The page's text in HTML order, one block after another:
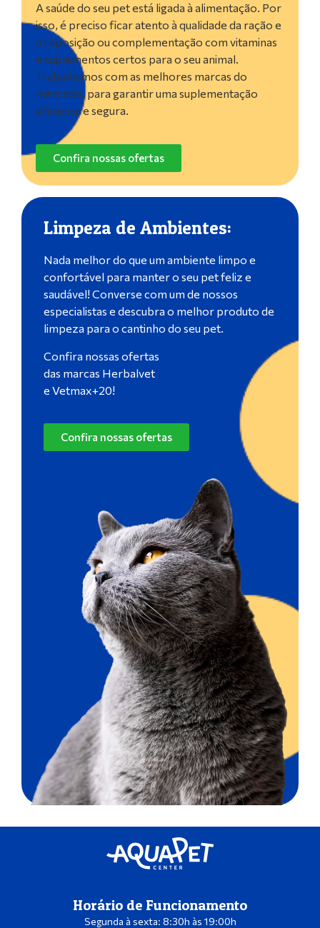
A saúde do seu pet está ligada à alimentação. Por
isso, é preciso ficar atento à qualidade da ração e
a reposição ou complementação com vitaminas
e suplementos certos para o seu animal.
Trabalhamos com as melhores marcas do
mercado, para garantir uma suplementação
eficiente e segura.
Confira nossas ofertas
Limpeza de Ambientes:
Nada melhor do que um ambiente limpo e
confortável para manter o seu pet feliz e
saudável! Converse com um de nossos
especialistas e descubra o melhor produto de
limpeza para o cantinho do seu pet.
Confira nossas ofertas
das marcas Herbalvet
e Vetmax+20!
Confira nossas ofertas
Horário de Funcionamento
Segunda à sexta: 8:30h às 19:00h